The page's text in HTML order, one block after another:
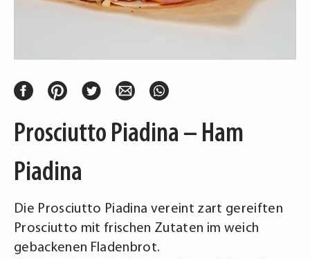
Prosciutto Piadina – Ham
Piadina
Die Prosciutto Piadina vereint zart gereiften
Prosciutto mit frischen Zutaten im weich
gebackenen Fladenbrot.